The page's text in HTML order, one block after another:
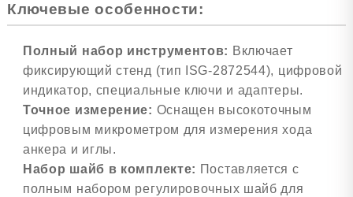
Ключевые особенности:
Полный набор инструментов: Включает
фиксирующий стенд (тип ISG-2872544), цифровой
индикатор, специальные ключи и адаптеры.
Точное измерение: Оснащен высокоточным
цифровым микрометром для измерения хода
анкера и иглы.
Набор шайб в комплекте: Поставляется с
полным набором регулировочных шайб для